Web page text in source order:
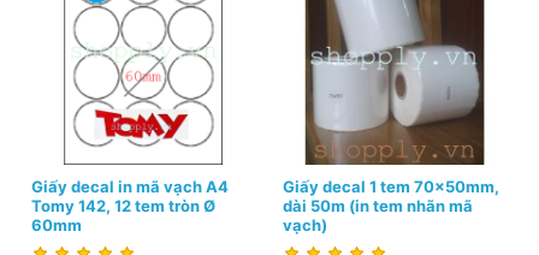
Giấy decal in mã vạch A4
Tomy 142, 12 tem tròn Ø
60mm
Giấy decal 1 tem 70x50mm,
dài 50m (in tem nhãn mã
vạch)